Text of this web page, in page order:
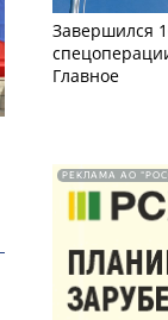
Завершился
Главное
РЕКЛАМА АО